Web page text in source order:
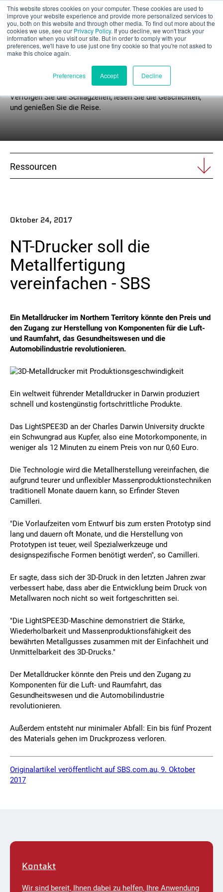
This website stores cookies on your computer. These cookies are used to
improve your website experience and provide more personalized services to
you, both on this website and through other media. To find out more about the
cookies we use, see our Privacy Policy. If you decline, we won't track your
information when you visit our site. But in order to comply with your
preferences, we'll have to use just one tiny cookie so that you're not asked to
make this choice again.
Preferences Accept Decline
Teilbewertung
Produkte
Anwendungen
Branchen
Ressourcen
Kontakt
Folgen Sie uns
X Facebook LinkedIn YouTube
Nachrichten
Verfolgen Sie die Schlagzeilen, lesen Sie die Geschichten,
und genießen Sie die Reise.
Ressourcen
Oktober 24, 2017
NT-Drucker soll die
Metallfertigung
vereinfachen - SBS
Ein Metalldrucker im Northern Territory könnte den Preis und
den Zugang zur Herstellung von Komponenten für die Luft-
und Raumfahrt, das Gesundheitswesen und die
Automobilindustrie revolutionieren.
Ein weltweit führender Metalldrucker in Darwin produziert
schnell und kostengünstig fortschrittliche Produkte.
Das LightSPEE3D an der Charles Darwin University druckte
ein Schwungrad aus Kupfer, also eine Motorkomponente, in
weniger als 12 Minuten zu einem Preis von nur 0,60 Euro.
Die Technologie wird die Metallherstellung vereinfachen, die
aufgrund teurer und unflexibler Massenproduktionstechniken
traditionell Monate dauern kann, so Erfinder Steven
Camilleri.
"Die Vorlaufzeiten vom Entwurf bis zum ersten Prototyp sind
lang und dauern oft Monate, und die Herstellung von
Prototypen ist teuer, weil Spezialwerkzeuge und
designspezifische Formen benötigt werden", so Camilleri.
Er sagte, dass sich der 3D-Druck in den letzten Jahren zwar
verbessert habe, dass aber die Entwicklung beim Druck von
Metallwaren noch nicht so weit fortgeschritten sei.
"Die LightSPEE3D-Maschine demonstriert die Stärke,
Wiederholbarkeit und Massenproduktionsfähigkeit des
bewährten Metallgusses zusammen mit der Einfachheit und
Unmittelbarkeit des 3D-Drucks."
Der Metalldrucker könnte den Preis und den Zugang zu
Komponenten für die Luft- und Raumfahrt, das
Gesundheitswesen und die Automobilindustrie
revolutionieren.
Außerdem entsteht nur minimaler Abfall: Ein bis fünf Prozent
des Materials gehen im Druckprozess verloren.
Originalartikel veröffentlicht auf SBS.com.au, 9. Oktober
2017
Kontakt
Wir sind bereit, Ihnen dabei zu helfen, Ihre Anwendung